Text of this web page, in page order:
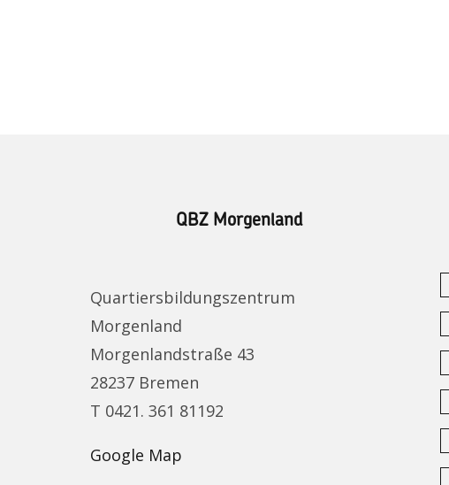
QBZ Morgenland
Quartiersbildungszentrum
Morgenland
Morgenlandstraße 43
28237 Bremen
T 0421. 361 81192
Google Map